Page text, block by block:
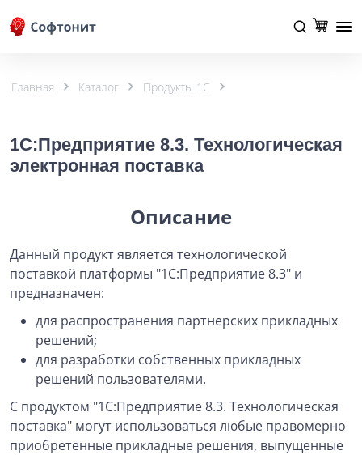
Главная Каталог Продукты 1С
1С:Предприятие 8.3. Технологическая
электронная поставка
Описание
Данный продукт является технологической
поставкой платформы "1С:Предприятие 8.3" и
предназначен:
для распространения партнерских прикладных
решений;
для разработки собственных прикладных
решений пользователями.
С продуктом "1С:Предприятие 8.3. Технологическая
поставка" могут использоваться любые правомерно
приобретенные прикладные решения, выпущенные